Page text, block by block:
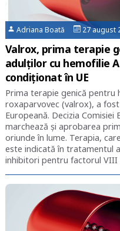
Adriana Boată 27
Valrox, prima terapie
adulților cu hemofilie
condiționat în UE
Prima terapie genică pentru
roxaparvovec (valrox), a
Europeană. Decizia
marchează și aprobarea
oriunde în lume. Terapia,
este indicată în tratamentul
inhibitori pentru factorul VIII